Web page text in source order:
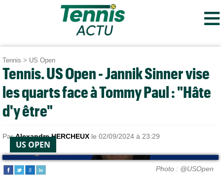
≡
Tennis > US Open
Tennis. US Open - Jannik Sinner vise
les quarts face à Tommy Paul : "Hâte
d'y être"
ParAlexandre HERCHEUX le 02/09/2024 à 23:29
US OPEN
Photo : @USOpen